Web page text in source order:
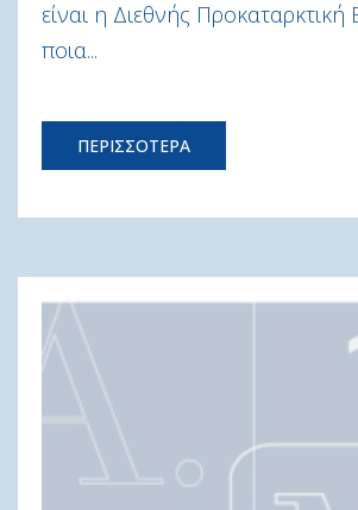
είναι η Διεθνής Προκαταρκτική
ποια...
ΠΕΡΙΣΣΟΤΕΡΑ